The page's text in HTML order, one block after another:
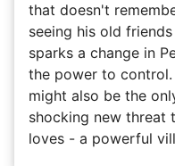
that doesn't
seeing his old
sparks a change in
the power to
might also be the
shocking new threat
loves - a powerful